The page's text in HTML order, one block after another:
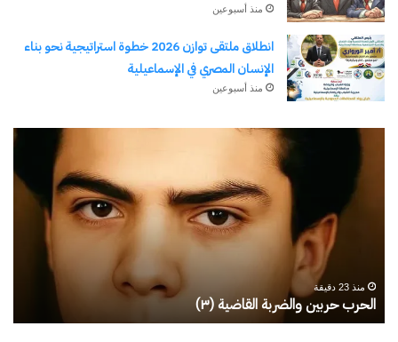
مرتبط
حروب الجيل الرابع
والخامس…
في "تقارير"
كتاب فى مقال الإستراتجية
والأمن القومى وجهان لعملة
واحدة
في "الأخبار News"
منذ أسبوعين
انطلاق ملتقى توازن 2026 خطوة استراتيجية نحو بناء
الإنسان المصري في الإسماعيلية
منذ أسبوعين
كليةِ
كامبرلي
منذ 25 دقيقة
رجلُ الأقدار (٣) من مدرسةِ المشاةِ إلى كليةِ كامبرلي